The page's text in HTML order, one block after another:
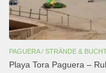
PAGUERA/ STRÄNDE &
Playa Tora Paguera –